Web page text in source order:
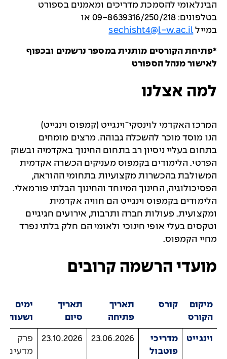
הבינלאומי להסמכת מדריכים ומאמנים בספורט
בטלפונים: 09-8639316/250/218 או
במייל sechisht4@l-w.ac.il
*פתיחת הקורסים מותנית במספר נרשמים ובכפוף
לאישור מנהל הספורט
למה אצלנו
המרכז האקדמי לוינסקי־וינגייט (קמפוס וינגייט)
הנו מוסד מוכר להשכלה גבוהה. מרצים מומחים
בתחום בעליי ניסיון רב בתחום החינוך באקדמיה ובשוק
הפרטי. הלימודים בקמפוס מעניקים הכשרה אקדמית
המשולבת בהכשרות מקצועיות בתחומי ההוראה,
הפסיכולוגיה, החינוך המיוחד והחינוך הבלתי פורמאלי.
הלימודים בקמפוס וינגייט הם חוויה אקדמית
ומקצועית. פעולות חברה ותרבות, אירועים חגיגיים
וטקסים בעלי אופי חינוכי ולאומי הם חלק בלתי נפרד
מחיי הקמפוס.
מועדי הרשמה קרובים
מיקום
הקורס
קורס
תאריך
פתיחה
תאריך
סיום
ימים
ושעות
וינגייט
מדריכי
פוטבול
23.06.2026
23.10.2026
פרק
מדעים: